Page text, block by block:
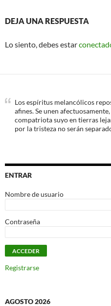
DEJA UNA RESPUESTA
Lo siento, debes estar
Los espíritus melancólicos
afines. Se unen
compatriota suyo en tierras
por la tristeza no serán
ENTRAR
Nombre de usuario
Contraseña
Registrarse
AGOSTO 2026